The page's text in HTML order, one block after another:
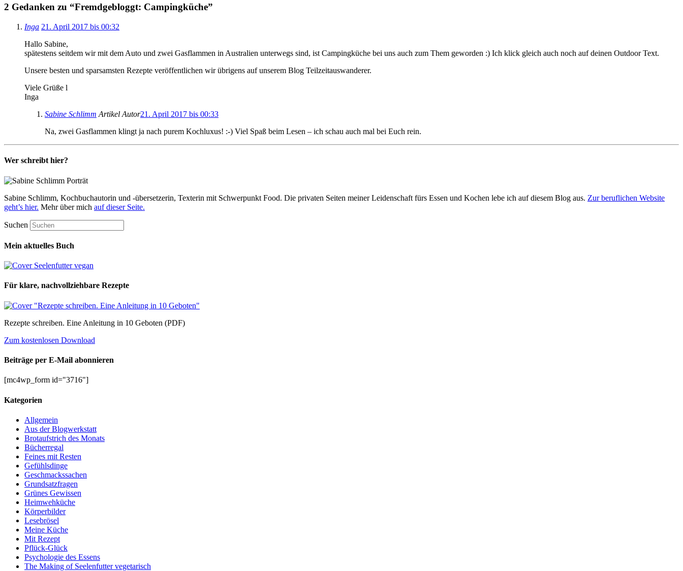
2 Gedanken zu “Fremdgebloggt: Campingküche”
Inga 21. April 2017 bis 00:32
Hallo Sabine,
spätestens seitdem wir mit dem Auto und zwei Gasflammen in Australien unterwegs sind, ist Campingküche bei uns auch zum Them geworden :) Ich klick gleich auch noch auf deinen Outdoor Text.
Unsere besten und sparsamsten Rezepte veröffentlichen wir übrigens auf unserem Blog Teilzeitauswanderer.
Viele Grüße l
Inga
Sabine Schlimm Artikel Autor21. April 2017 bis 00:33
Na, zwei Gasflammen klingt ja nach purem Kochluxus! :-) Viel Spaß beim Lesen – ich schau auch mal bei Euch rein.
Wer schreibt hier?
Sabine Schlimm, Kochbuchautorin und -übersetzerin, Texterin mit Schwerpunkt Food. Die privaten Seiten meiner Leidenschaft fürs Essen und Kochen lebe ich auf diesem Blog aus. Zur beruflichen Website
geht’s hier. Mehr über mich auf dieser Seite.
Suchen
Mein aktuelles Buch
Für klare, nachvollziehbare Rezepte
Rezepte schreiben. Eine Anleitung in 10 Geboten (PDF)
Zum kostenlosen Download
Beiträge per E-Mail abonnieren
[mc4wp_form id="3716"]
Kategorien
Allgemein
Aus der Blogwerkstatt
Brotaufstrich des Monats
Bücherregal
Feines mit Resten
Gefühlsdinge
Geschmackssachen
Grundsatzfragen
Grünes Gewissen
Heimwehküche
Körperbilder
Lesebrösel
Meine Küche
Mit Rezept
Pflück-Glück
Psychologie des Essens
The Making of Seelenfutter vegetarisch